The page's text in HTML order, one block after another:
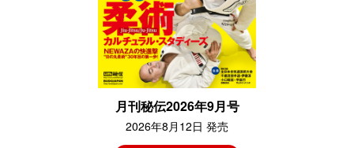
月刊秘伝2026年9月号
2026年8月12日 発売